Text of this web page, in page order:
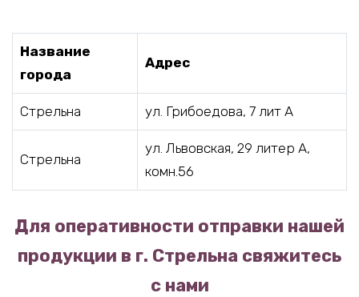
Название
города
Адрес
Стрельна ул. Грибоедова, 7 лит А
Стрельна
ул. Львовская, 29 литер А,
комн.56
Для оперативности отправки нашей
продукции в г. Стрельна свяжитесь
с нами